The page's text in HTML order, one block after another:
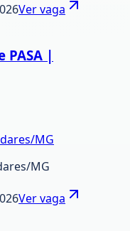
Ver vaga
PASA |
MG
MG
Ver vaga